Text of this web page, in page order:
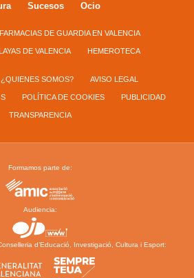
Sucesos Ocio
FARMACIAS DE GUARDIA EN VALENCIA
DE VALENCIA HEMEROTECA
¿QUIENES SOMOS? AVISO LEGAL
POLÍTICA DE COOKIES PUBLICIDAD
TRANSPARENCIA
Formamos parte de:
Audiencia:
d’Educació, Investigació, Cultura i Esport: